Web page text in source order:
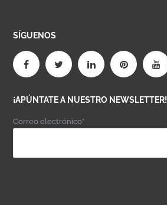
SÍGUENOS
¡APÚNTATE A NUESTRO NEWSLETTER!
Correo electrónico*